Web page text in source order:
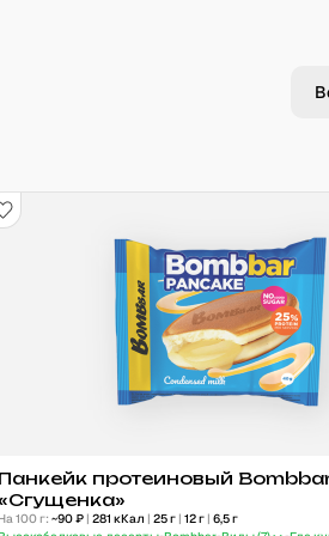
протеиновый
100 г: ~90₽ | 281 кКал | 25г | 12г | 6,5г